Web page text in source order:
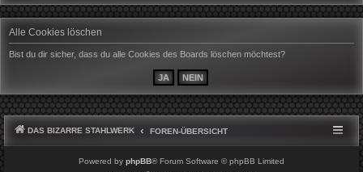
U
Alle Cookies löschen
Bist du dir sicher, dass du alle Cookies des Boards löschen möchtest?
DAS BIZARRE STAHLWERK FOREN-ÜBERSICHT
Powered by phpBB® Forum Software © phpBB Limited